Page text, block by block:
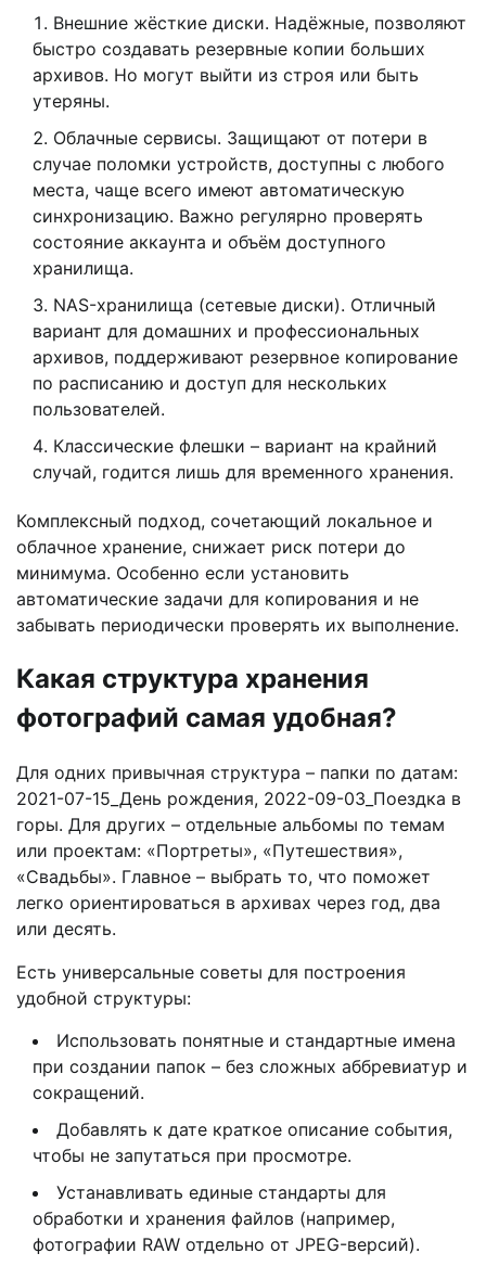
Внешние жёсткие диски. Надёжные, позволяют
быстро создавать резервные копии больших
архивов. Но могут выйти из строя или быть
утеряны.
Облачные сервисы. Защищают от потери в
случае поломки устройств, доступны с любого
места, чаще всего имеют автоматическую
синхронизацию. Важно регулярно проверять
состояние аккаунта и объём доступного
хранилища.
NAS-хранилища (сетевые диски). Отличный
вариант для домашних и профессиональных
архивов, поддерживают резервное копирование
по расписанию и доступ для нескольких
пользователей.
Классические флешки – вариант на крайний
случай, годится лишь для временного хранения.
Комплексный подход, сочетающий локальное и
облачное хранение, снижает риск потери до
минимума. Особенно если установить
автоматические задачи для копирования и не
забывать периодически проверять их выполнение.
Какая структура хранения
фотографий самая удобная?
Для одних привычная структура – папки по датам:
2021-07-15_День рождения, 2022-09-03_Поездка в
горы. Для других – отдельные альбомы по темам
или проектам: «Портреты», «Путешествия»,
«Свадьбы». Главное – выбрать то, что поможет
легко ориентироваться в архивах через год, два
или десять.
Есть универсальные советы для построения
удобной структуры:
Использовать понятные и стандартные имена
при создании папок – без сложных аббревиатур и
сокращений.
Добавлять к дате краткое описание события,
чтобы не запутаться при просмотре.
Устанавливать единые стандарты для
обработки и хранения файлов (например,
фотографии RAW отдельно от JPEG-версий).